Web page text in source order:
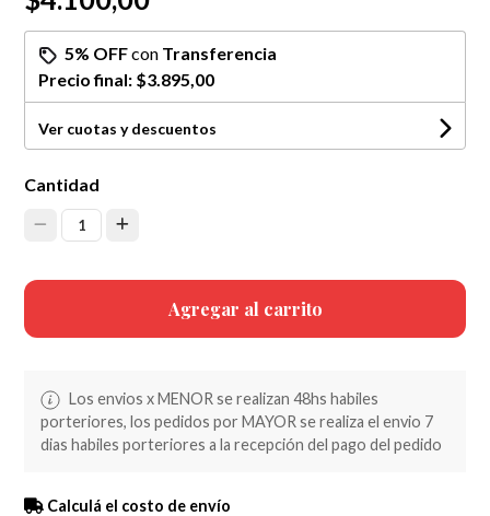
5% OFFcon Transferencia
Precio final: $3.895,00
Ver cuotas y descuentos
Cantidad
1
Agregar al carrito
Los envios x MENOR se realizan 48hs habiles
porteriores, los pedidos por MAYOR se realiza el envio 7
dias habiles porteriores a la recepción del pago del pedido
Calculá el costo de envío